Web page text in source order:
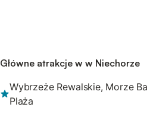
Główne atrakcje w w Niechorze
Wybrzeże Rewalskie, Morze
Plaża